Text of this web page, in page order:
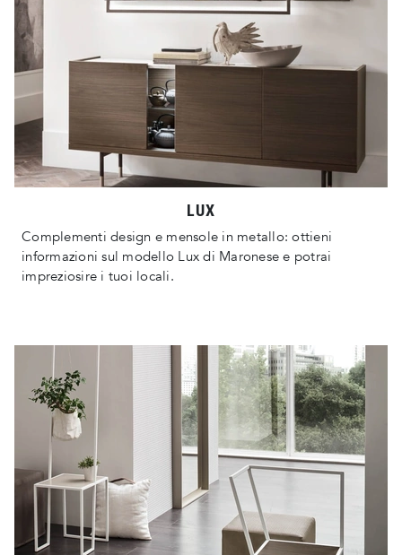
LUX
Complementi design e mensole in metallo: ottieni
informazioni sul modello Lux di Maronese e potrai
impreziosire i tuoi locali.